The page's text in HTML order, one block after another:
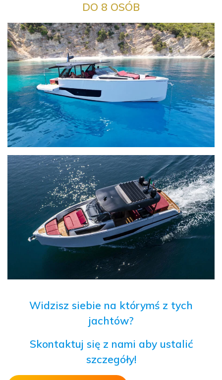
DO 8 OSÓB
Widzisz siebie na którymś z tych
jachtów?
Skontaktuj się z nami aby ustalić
szczegóły!